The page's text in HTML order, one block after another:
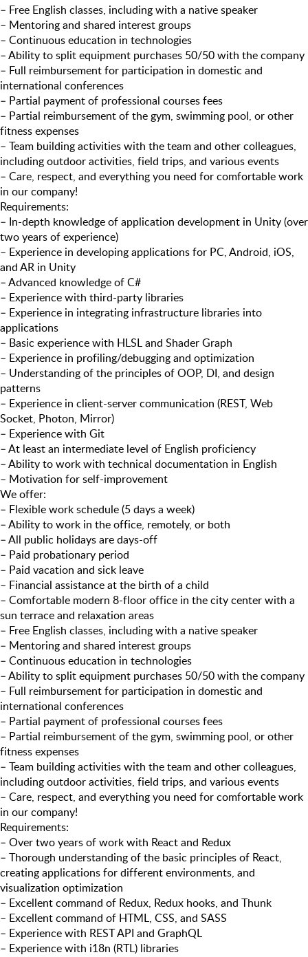
– Free English classes, including with a native speaker
– Mentoring and shared interest groups
– Continuous education in technologies
– Ability to split equipment purchases 50/50 with the company
– Full reimbursement for participation in domestic and
international conferences
– Partial payment of professional courses fees
– Partial reimbursement of the gym, swimming pool, or other
fitness expenses
– Team building activities with the team and other colleagues,
including outdoor activities, field trips, and various events
– Care, respect, and everything you need for comfortable work
in our company!
Requirements:
– In-depth knowledge of application development in Unity (over
two years of experience)
– Experience in developing applications for PC, Android, iOS,
and AR in Unity
– Advanced knowledge of C#
– Experience with third-party libraries
– Experience in integrating infrastructure libraries into
applications
– Basic experience with HLSL and Shader Graph
– Experience in profiling/debugging and optimization
– Understanding of the principles of OOP, DI, and design
patterns
– Experience in client-server communication (REST, Web
Socket, Photon, Mirror)
– Experience with Git
– At least an intermediate level of English proficiency
– Ability to work with technical documentation in English
– Motivation for self-improvement
We offer:
– Flexible work schedule (5 days a week)
– Ability to work in the office, remotely, or both
– All public holidays are days-off
– Paid probationary period
– Paid vacation and sick leave
– Financial assistance at the birth of a child
– Comfortable modern 8-floor office in the city center with a
sun terrace and relaxation areas
– Free English classes, including with a native speaker
– Mentoring and shared interest groups
– Continuous education in technologies
– Ability to split equipment purchases 50/50 with the company
– Full reimbursement for participation in domestic and
international conferences
– Partial payment of professional courses fees
– Partial reimbursement of the gym, swimming pool, or other
fitness expenses
– Team building activities with the team and other colleagues,
including outdoor activities, field trips, and various events
– Care, respect, and everything you need for comfortable work
in our company!
Requirements:
– Over two years of work with React and Redux
– Thorough understanding of the basic principles of React,
creating applications for different environments, and
visualization optimization
– Excellent command of Redux, Redux hooks, and Thunk
– Excellent command of HTML, CSS, and SASS
– Experience with REST API and GraphQL
– Experience with i18n (RTL) libraries